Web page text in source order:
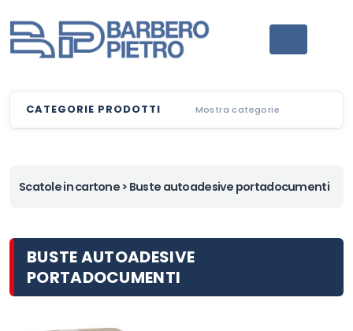
CATEGORIE PRODOTTI Mostra categorie
Scatole in cartone> Buste autoadesive portadocumenti
BUSTE AUTOADESIVE
PORTADOCUMENTI